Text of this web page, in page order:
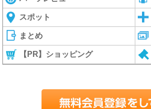
スポット
まとめ
【PR】ショッピング